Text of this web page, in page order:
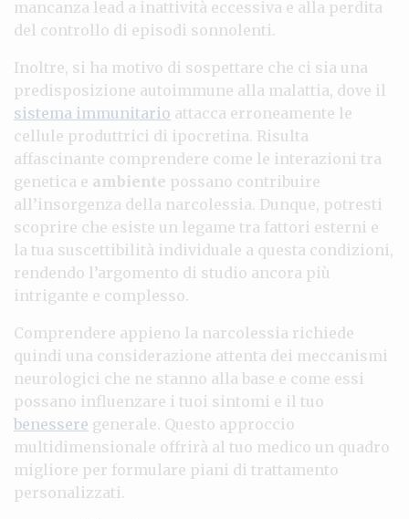
mancanza lead a inattività eccessiva e alla perdita
del controllo di episodi sonnolenti.
Inoltre, si ha motivo di sospettare che ci sia una
predisposizione autoimmune alla malattia, dove il
sistema immunitario attacca erroneamente le
cellule produttrici di ipocretina. Risulta
affascinante comprendere come le interazioni tra
genetica e ambiente possano contribuire
all’insorgenza della narcolessia. Dunque, potresti
scoprire che esiste un legame tra fattori esterni e
la tua suscettibilità individuale a questa condizioni,
rendendo l’argomento di studio ancora più
intrigante e complesso.
Comprendere appieno la narcolessia richiede
quindi una considerazione attenta dei meccanismi
neurologici che ne stanno alla base e come essi
possano influenzare i tuoi sintomi e il tuo
benessere generale. Questo approccio
multidimensionale offrirà al tuo medico un quadro
migliore per formulare piani di trattamento
personalizzati.